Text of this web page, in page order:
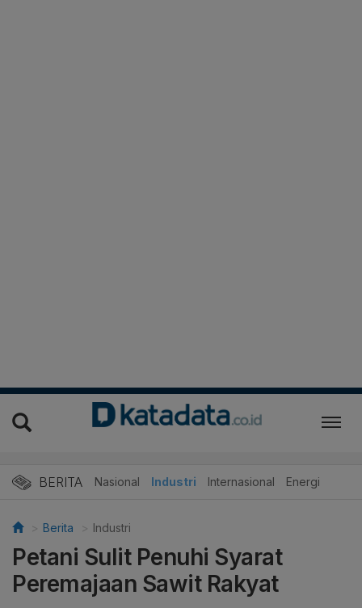
BERITA Nasional Industri Internasional Energi
Berita Industri
Petani Sulit Penuhi Syarat
Peremajaan Sawit Rakyat